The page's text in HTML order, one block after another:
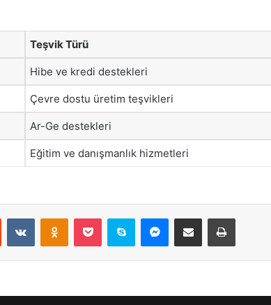
Teşvik Türü
Hibe ve kredi destekleri
Çevre dostu üretim teşvikleri
Ar-Ge destekleri
Eğitim ve danışmanlık hizmetleri
Reddit VKontakteOdnoklassniki
Pocket Skype Messenger
E-Posta ile paylaş Yazdır